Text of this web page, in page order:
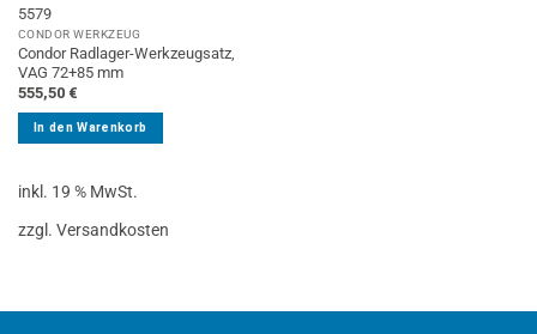
5579
CONDOR WERKZEUG
Condor Radlager-Werkzeugsatz,
VAG 72+85 mm
555,50 €
In den Warenkorb
inkl. 19 % MwSt.
zzgl. Versandkosten